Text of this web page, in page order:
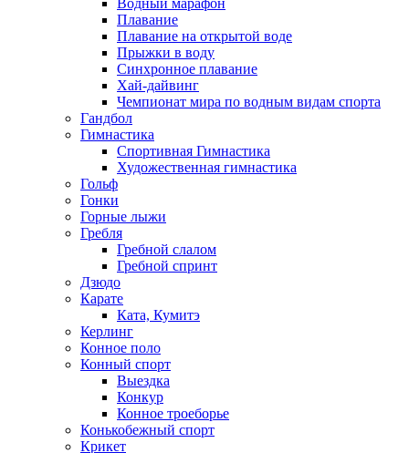
Водный марафон
Плавание
Плавание на открытой воде
Прыжки в воду
Синхронное плавание
Хай-дайвинг
Чемпионат мира по водным видам спорта
Гандбол
Гимнастика
Спортивная Гимнастика
Художественная гимнастика
Гольф
Гонки
Горные лыжи
Гребля
Гребной слалом
Гребной спринт
Дзюдо
Карате
Ката, Кумитэ
Керлинг
Конное поло
Конный спорт
Выездка
Конкур
Конное троеборье
Конькобежный спорт
Крикет